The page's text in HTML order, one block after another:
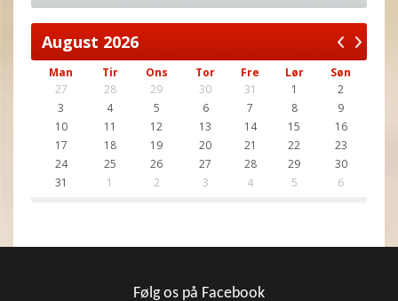
August 2026
Man Tir Ons Tor Fre Lør
Søn
27
28 29 30 31 1
2
3
4 5 6 7 8
9
10
11 12 13 14 15
16
17
18 19 20 21 22
23
24
25 26 27 28 29
30
31
1 2 3 4 5 6
Følg os på Facebook